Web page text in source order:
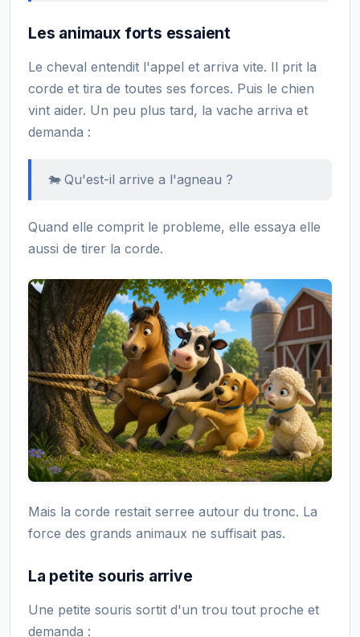
Les animaux forts essaient
Le cheval entendit l'appel et arriva vite. Il prit la
corde et tira de toutes ses forces. Puis le chien
vint aider. Un peu plus tard, la vache arriva et
demanda :
🐄 Qu'est-il arrive a l'agneau ?
Quand elle comprit le probleme, elle essaya elle
aussi de tirer la corde.
Mais la corde restait serree autour du tronc. La
force des grands animaux ne suffisait pas.
La petite souris arrive
Une petite souris sortit d'un trou tout proche et
demanda :